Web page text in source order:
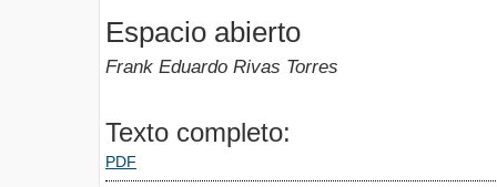
Espacio abierto
Frank Eduardo Rivas Torres
Texto completo:
PDF